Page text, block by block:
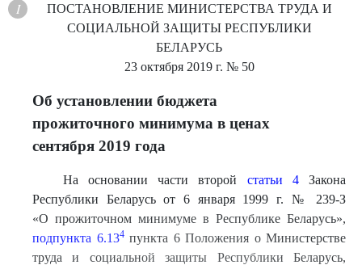
ПОСТАНОВЛЕНИЕ МИНИСТЕРСТВА ТРУДА И
СОЦИАЛЬНОЙ ЗАЩИТЫ РЕСПУБЛИКИ
БЕЛАРУСЬ
23 октября 2019 г. № 50
Об установлении бюджета
прожиточного минимума в ценах
сентября 2019 года
На основании части второй статьи 4Закона
Республики Беларусь от 6 января 1999 г. № 239-З
«О прожиточном минимуме в Республике Беларусь»,
подпункта 6.134пункта 6 Положения о Министерстве
труда и социальной защиты Республики Беларусь,